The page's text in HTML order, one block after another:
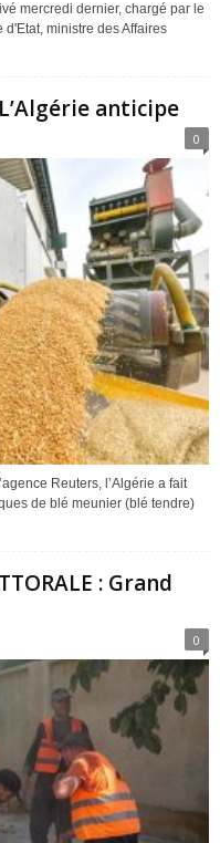
mercredi dernier, chargé par le
ministre des Affaires
L’Algérie anticipe
0
Reuters, l’Algérie a fait
de blé meunier (blé tendre)
: Grand
0